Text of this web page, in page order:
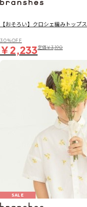
【おそろい】クロシェ編みトップス
30％OFF
￥2,233定価￥3,190
SALE